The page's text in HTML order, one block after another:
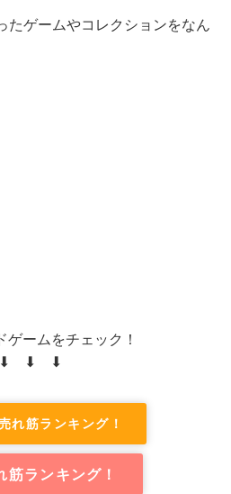
たゲームやコレクションをなん
ゲームをチェック！
⬇ ⬇ ⬇
れ筋ランキング！
筋ランキング！